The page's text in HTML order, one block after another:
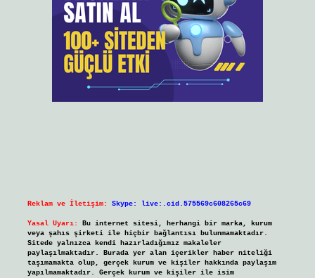
Reklam ve İletişim: Skype: live:.cid.575569c608265c69
Yasal Uyarı:
Bu internet sitesi, herhangi bir marka, kurum
veya şahıs şirketi ile hiçbir bağlantısı bulunmamaktadır.
Sitede yalnızca kendi hazırladığımız makaleler
paylaşılmaktadır. Burada yer alan içerikler haber niteliği
taşımamakta olup, gerçek kurum ve kişiler hakkında paylaşım
yapılmamaktadır. Gerçek kurum ve kişiler ile isim